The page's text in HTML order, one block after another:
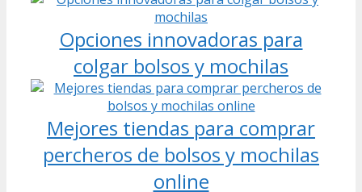
Opciones innovadoras para
colgar bolsos y mochilas
Mejores tiendas para comprar
percheros de bolsos y mochilas
online